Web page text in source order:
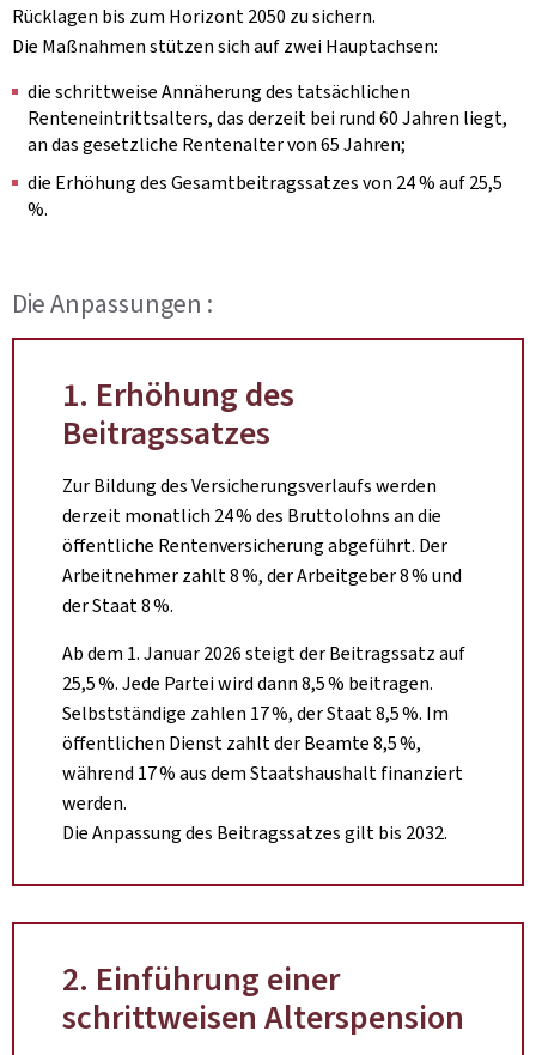
Rücklagen bis zum Horizont 2050 zu sichern.
Die Maßnahmen stützen sich auf zwei Hauptachsen:
die schrittweise Annäherung des tatsächlichen
Renteneintrittsalters, das derzeit bei rund 60 Jahren liegt,
an das gesetzliche Rentenalter von 65 Jahren;
die Erhöhung des Gesamtbeitragssatzes von 24 % auf 25,5
%.
Die Anpassungen :
1. Erhöhung des
Beitragssatzes
Zur Bildung des Versicherungsverlaufs werden
derzeit monatlich 24 % des Bruttolohns an die
öffentliche Rentenversicherung abgeführt. Der
Arbeitnehmer zahlt 8 %, der Arbeitgeber 8 % und
der Staat 8 %.
Ab dem 1. Januar 2026 steigt der Beitragssatz auf
25,5 %. Jede Partei wird dann 8,5 % beitragen.
Selbstständige zahlen 17 %, der Staat 8,5 %. Im
öffentlichen Dienst zahlt der Beamte 8,5 %,
während 17 % aus dem Staatshaushalt finanziert
werden.
Die Anpassung des Beitragssatzes gilt bis 2032.
2. Einführung einer
schrittweisen Alterspension